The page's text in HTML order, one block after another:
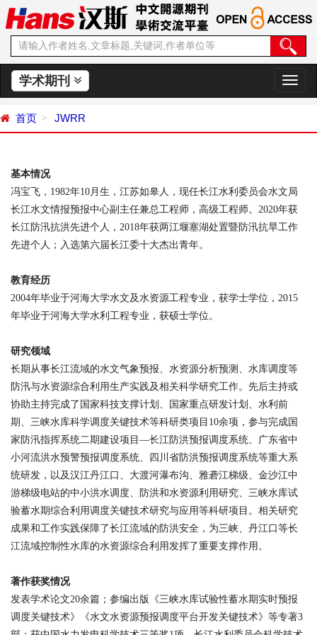
学术期刊
切
换
首页 JWRR
基本情况
冯宝飞， 1982年10月生，江苏如皋人，现任长江水利委员会水文局
长江水文情报预报中心副主任兼总工程师，高级工程师。 2020年获
长江防汛抗洪先进个人， 2018年获两江堰塞湖处置暨防汛抗旱工作
先进个人；入选第六届长江委十大杰出青年。
教育经历
2004年毕业于河海大学水文及水资源工程专业，获学士学位， 2015
年毕业于河海大学水利工程专业，获硕士学位。
研究领域
长期从事长江流域的水文气象预报、水资源分析预测、水库调度等
防汛与水资源综合利用生产实践及相关科学研究工作。先后主持或
协助主持完成了国家科技支撑计划、国家重点研发计划、水利前
期、三峡水库科学调度关键技术等科研类项目 10余项，参与完成国
家防汛指挥系统二期建设项目—长江防洪预报调度系统、广东省中
小河流洪水预警预报调度系统、四川省防洪预报调度系统等重大系
统研发，以及汉江丹江口、大渡河瀑布沟、雅砻江梯级、金沙江中
游梯级电站的中小洪水调度、防洪和水资源利用研究、三峡水库试
验蓄水期综合利用调度关键技术研究与应用等科研项目。相关研究
成果和工作实践保障了长江流域的防洪安全，为三峡、丹江口等长
江流域控制性水库的水资源综合利用发挥了重要支撑作用。
著作获奖情况
发表学术论文20余篇；参编出版《三峡水库试验性蓄水期实时预报
调度关键技术》《水文水资源预报调度平台开发关键技术》等专著3